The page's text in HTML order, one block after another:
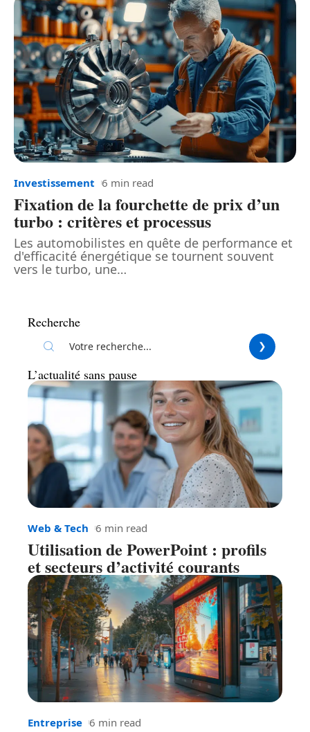
Investissement 6 min read
Fixation de la fourchette de prix d’un
turbo : critères et processus
Les automobilistes en quête de performance et
d'efficacité énergétique se tournent souvent
vers le turbo, une…
Recherche
L’actualité sans pause
Web & Tech 6 min read
Utilisation de PowerPoint : profils
et secteurs d’activité courants
Entreprise 6 min read